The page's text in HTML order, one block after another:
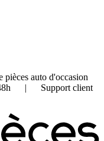
pièces auto d'occasion
| Support client